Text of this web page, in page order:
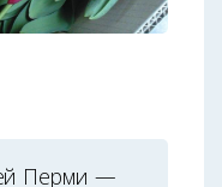
Перми —